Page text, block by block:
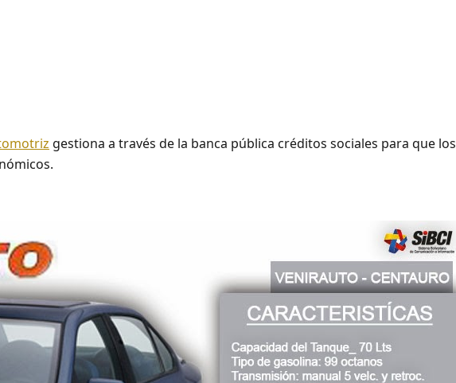
gestiona a través de la banca pública créditos sociales para que los